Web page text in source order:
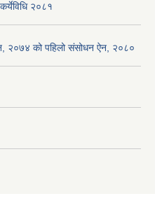
२०८१
२०७४ को पहिलो संसोधन ऐन, २०८०